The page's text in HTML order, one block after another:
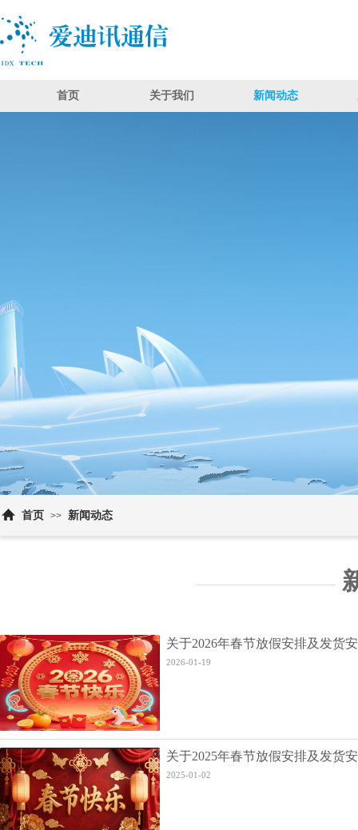
首页 关于我们 新闻动态
首页 >> 新闻动态
关于2026年春节放假安排及发货
2026-01-19
关于2025年春节放假安排及发货
2025-01-02